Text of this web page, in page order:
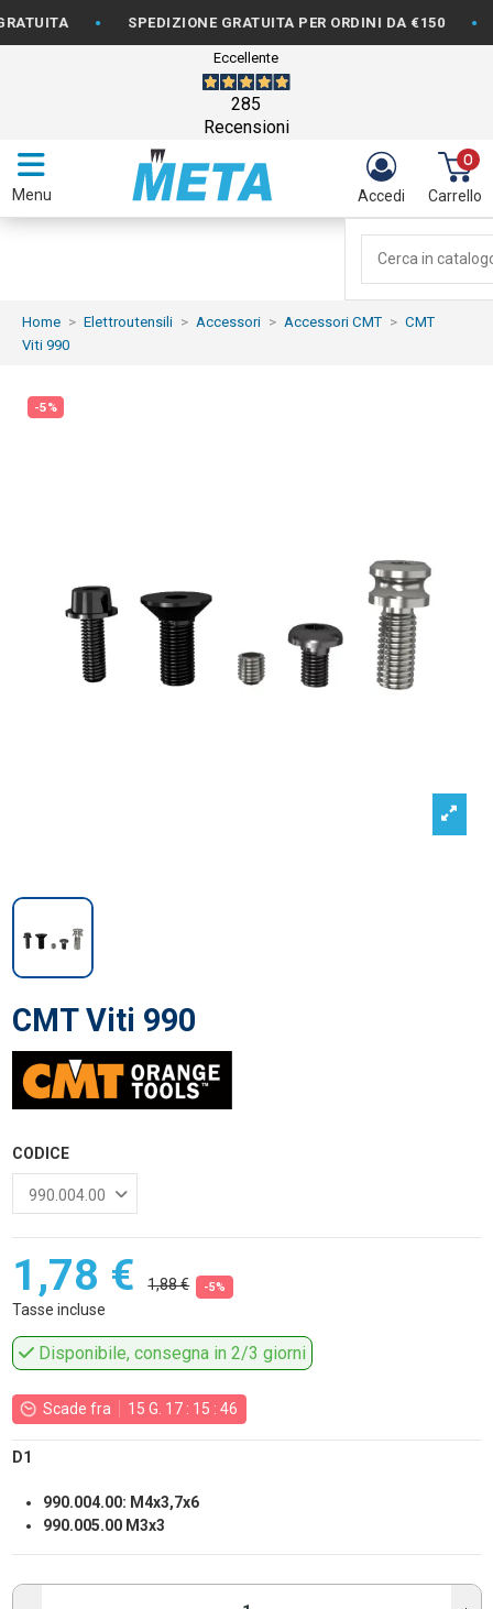
• SPEDIZIONE GRATUITA PER ORDINI DA €150 •
Eccellente
285
Recensioni
Menu Accedi
0
Carrello
Home Elettroutensili Accessori Accessori CMT
CMT
Viti 990
-5%
CMT Viti 990
CODICE
1,78 € 1,88 € -5%
Tasse incluse
Disponibile, consegna in 2/3 giorni
Scade fra 15 G. 17: 15 : 46
D1
990.004.00: M4x3,7x6
990.005.00 M3x3